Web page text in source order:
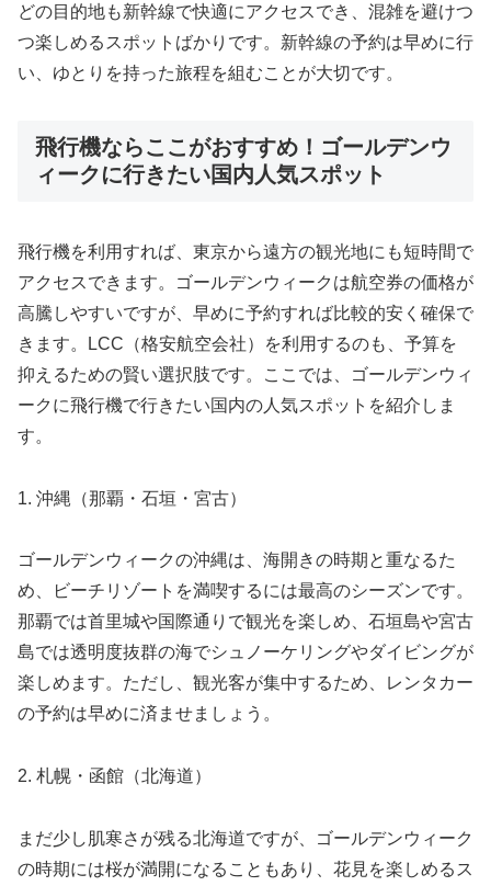
どの目的地も新幹線で快適にアクセスでき、混雑を避けつ
つ楽しめるスポットばかりです。新幹線の予約は早めに行
い、ゆとりを持った旅程を組むことが大切です。
飛行機ならここがおすすめ！ゴールデンウ
ィークに行きたい国内人気スポット
飛行機を利用すれば、東京から遠方の観光地にも短時間で
アクセスできます。ゴールデンウィークは航空券の価格が
高騰しやすいですが、早めに予約すれば比較的安く確保で
きます。LCC（格安航空会社）を利用するのも、予算を
抑えるための賢い選択肢です。ここでは、ゴールデンウィ
ークに飛行機で行きたい国内の人気スポットを紹介しま
す。
1. 沖縄（那覇・石垣・宮古）
ゴールデンウィークの沖縄は、海開きの時期と重なるた
め、ビーチリゾートを満喫するには最高のシーズンです。
那覇では首里城や国際通りで観光を楽しめ、石垣島や宮古
島では透明度抜群の海でシュノーケリングやダイビングが
楽しめます。ただし、観光客が集中するため、レンタカー
の予約は早めに済ませましょう。
2. 札幌・函館（北海道）
まだ少し肌寒さが残る北海道ですが、ゴールデンウィーク
の時期には桜が満開になることもあり、花見を楽しめるス